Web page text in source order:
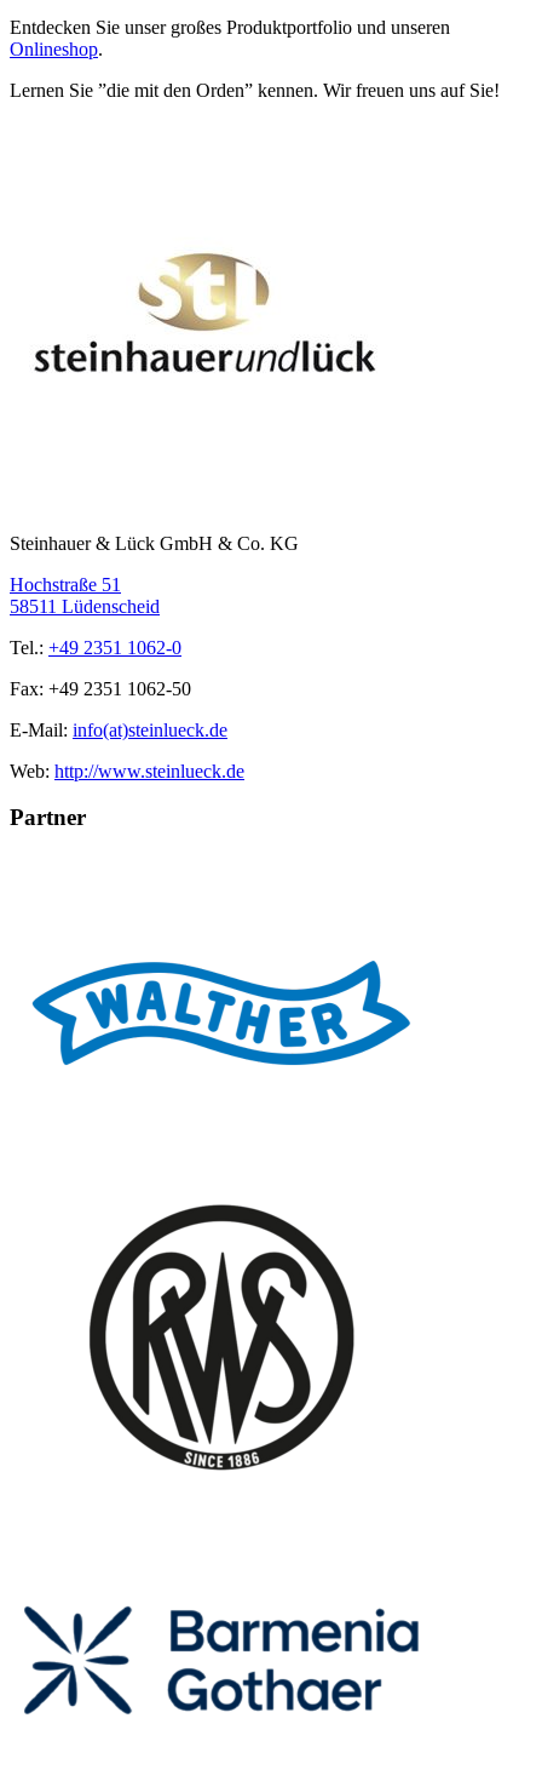
Entdecken Sie unser großes Produktportfolio und unseren
Onlineshop.
Lernen Sie ”die mit den Orden” kennen. Wir freuen uns auf Sie!
Steinhauer & Lück GmbH & Co. KG
Hochstraße 51
58511 Lüdenscheid
Tel.: +49 2351 1062-0
Fax: +49 2351 1062-50
E-Mail: info(at)steinlueck.de
Web: http://www.steinlueck.de
Partner